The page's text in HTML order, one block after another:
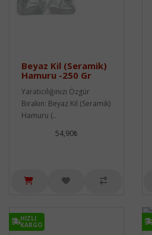
Beyaz Kil (Seramik)
Hamuru -250 Gr
Yaratıcılığınızı Özgür
Bırakın: Beyaz Kil (Seramik)
Hamuru (..
54,90₺
HIZLI
KARGO